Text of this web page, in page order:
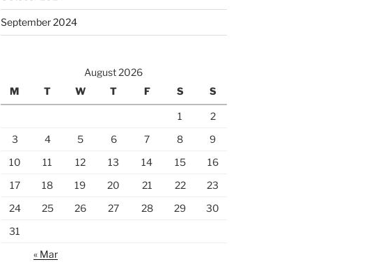
September 2024
August 2026
M
T W T F S S
1
2
3
4 5 6 7 8
9
10
11 12 13 14 15
16
17
18 19 20 21 22
23
24
25 26 27 28 29
30
31
« Mar